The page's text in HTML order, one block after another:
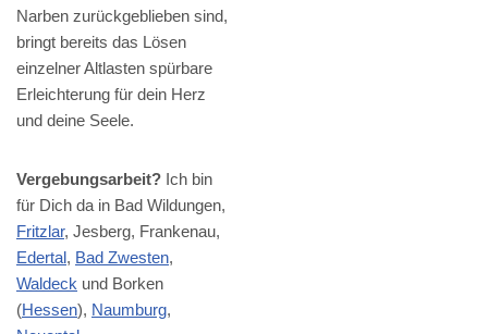
Narben zurückgeblieben sind,
bringt bereits das Lösen
einzelner Altlasten spürbare
Erleichterung für dein Herz
und deine Seele.
Vergebungsarbeit? Ich bin
für Dich da in Bad Wildungen,
Fritzlar, Jesberg, Frankenau,
Edertal, Bad Zwesten,
Waldeck und Borken
(Hessen), Naumburg,